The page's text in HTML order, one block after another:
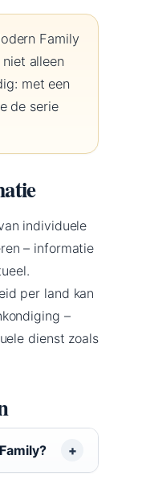
Family
alleen
met een
de serie
individuele
– informatie
per land kan
–
dienst zoals